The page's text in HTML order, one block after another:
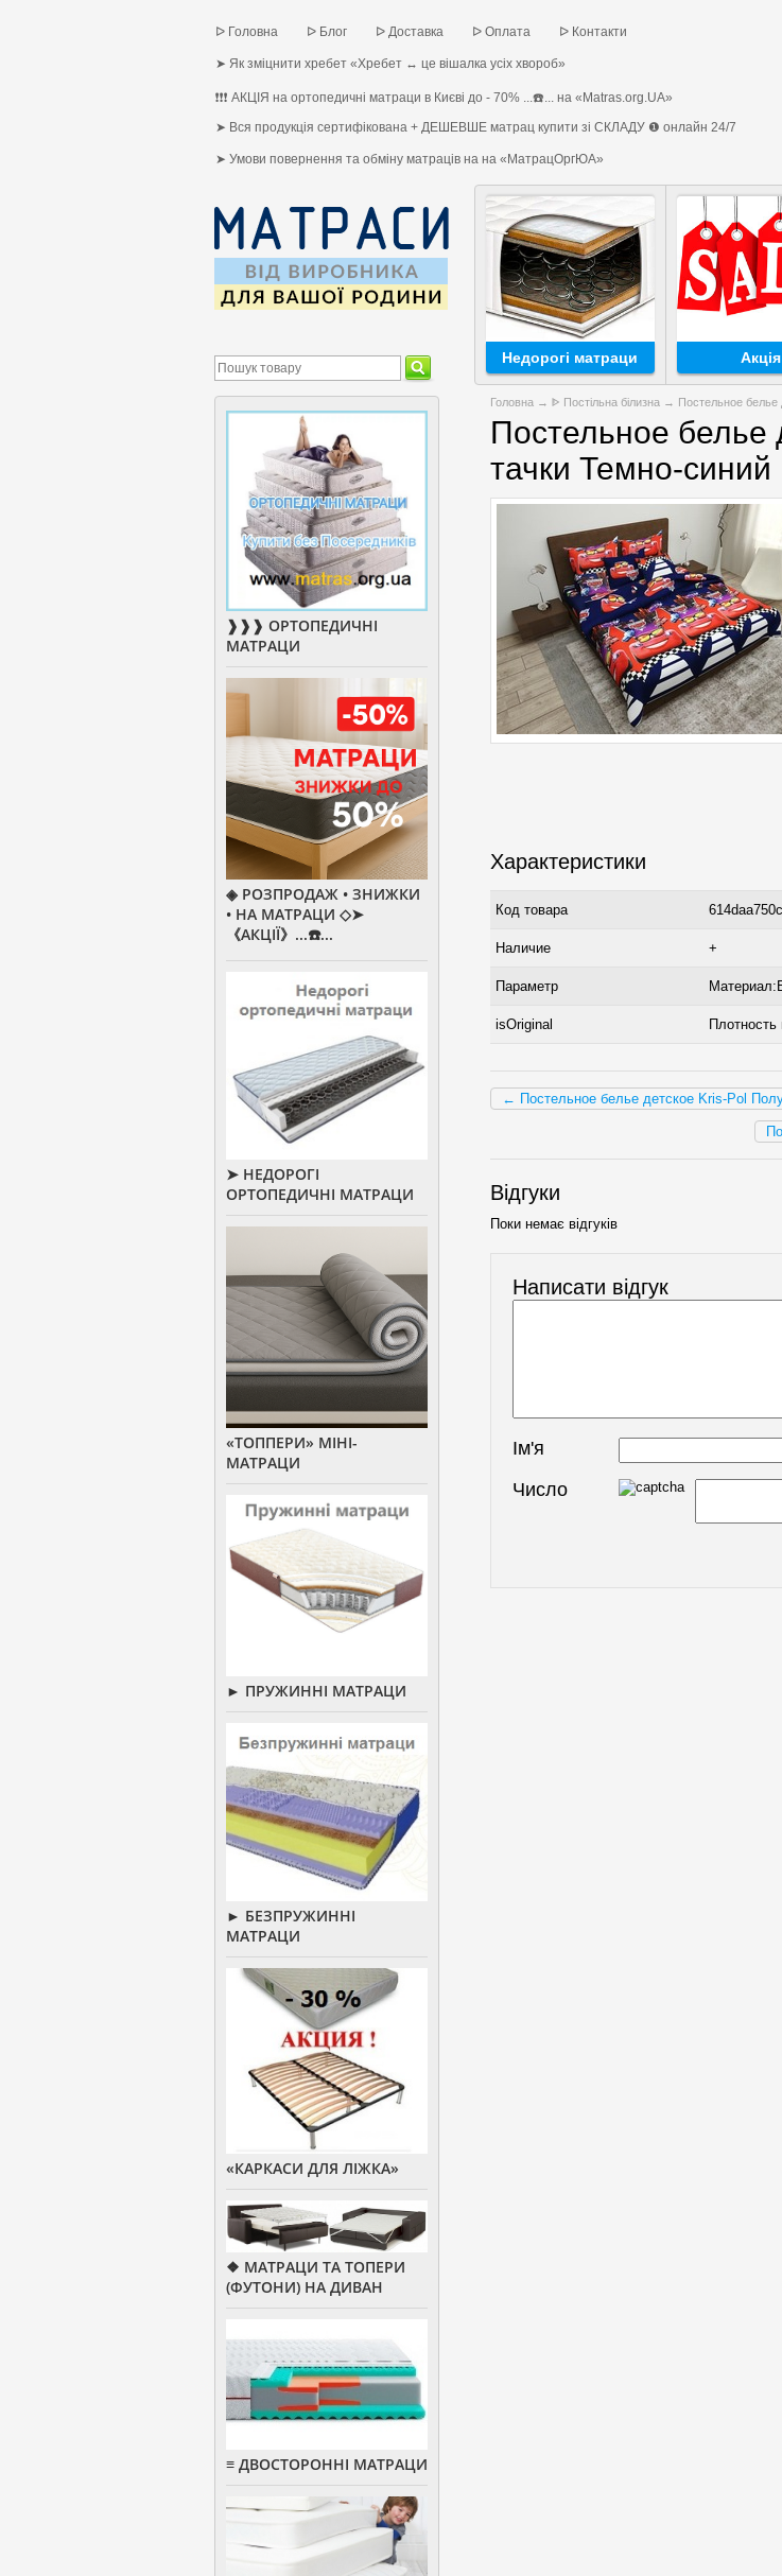
ᐅ Головна ᐅ Блог ᐅ Доставка ᐅ Оплата ᐅ Контакти
➤ Як зміцнити хребет «Хребет ↔ це вішалка усіх хвороб»
❗❗❗ АКЦІЯ на ортопедичні матраци в Києві до - 70% ...☎️... на «Matras.org.UA»
➤ Вся продукція сертифікована + ДЕШЕВШЕ матрац купити зі СКЛАДУ ❶ онлайн 24/7
➤ Умови повернення та обміну матраців на на «МатрацОргЮА»
Недорогі матраци Акція
Головна → ᐈ Постільна білизна → Постельное белье
Постельное белье
тачки Темно-синий
Характеристики
Код товара
Наличие +
Параметр
isOriginal
← Постельное белье детское Kris-Pol
Відгуки
Поки немає відгуків
Написати відгук
Ім'я
Число
❱❱❱ ОРТОПЕДИЧНІ
МАТРАЦИ
◈ РОЗПРОДАЖ • ЗНИЖКИ
• НА МАТРАЦИ ◇➤
《АКЦІЇ》...☎️...
➤ НЕДОРОГІ
ОРТОПЕДИЧНІ МАТРАЦИ
«ТОППЕРИ» МІНІ-
МАТРАЦИ
► ПРУЖИННІ МАТРАЦИ
► БЕЗПРУЖИННІ
МАТРАЦИ
«КАРКАСИ ДЛЯ ЛІЖКА»
❖ МАТРАЦИ ТА ТОПЕРИ
(ФУТОНИ) НА ДИВАН
≡ ДВОСТОРОННІ МАТРАЦИ